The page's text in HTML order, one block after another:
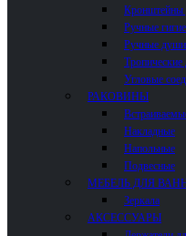
Кронштейны
Ручные
Ручные души
Угловые
РАКОВИНЫ
Накладные
Напольные
Подвесные
МЕБЕЛЬ ДЛЯ
Зеркала
АКСЕССУАРЫ